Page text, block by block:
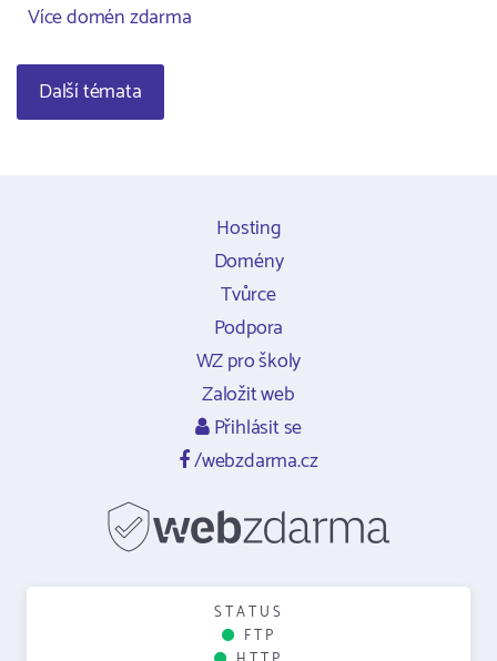
Více domén zdarma
Další témata
Hosting
Domény
Tvůrce
Podpora
WZ pro školy
Založit web
Přihlásit se
/webzdarma.cz
STATUS
FTP